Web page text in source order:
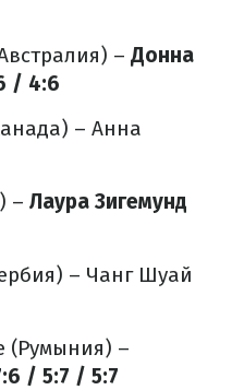
– Донна
/ 4:6
– Анна
– Лаура Зигемунд
– Чанг Шуай
(Румыния) –
/ 5:7 / 5:7